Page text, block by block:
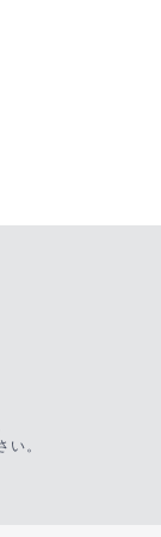
い。